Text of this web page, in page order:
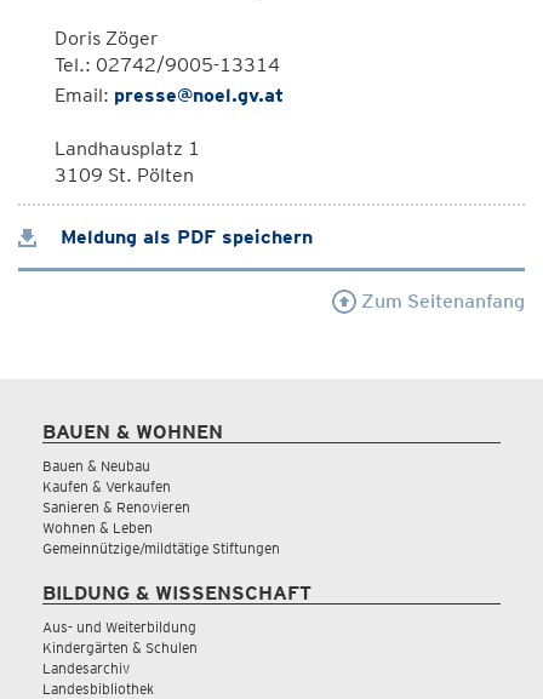
Doris Zöger
Tel.: 02742/9005-13314
Email: presse@noel.gv.at
Landhausplatz 1
3109 St. Pölten
Meldung als PDF speichern
Zum Seitenanfang
BAUEN & WOHNEN
Bauen & Neubau
Kaufen & Verkaufen
Sanieren & Renovieren
Wohnen & Leben
Gemeinnützige/mildtätige Stiftungen
BILDUNG & WISSENSCHAFT
Aus- und Weiterbildung
Kindergärten & Schulen
Landesarchiv
Landesbibliothek